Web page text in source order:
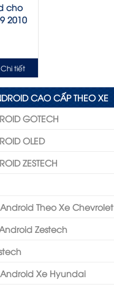
cho
2010
Chi tiết
CAO CẤP THEO XE
GOTECH
OLED
ZESTECH
Theo Xe Chevrolet
Zestech
Xe Hyundai